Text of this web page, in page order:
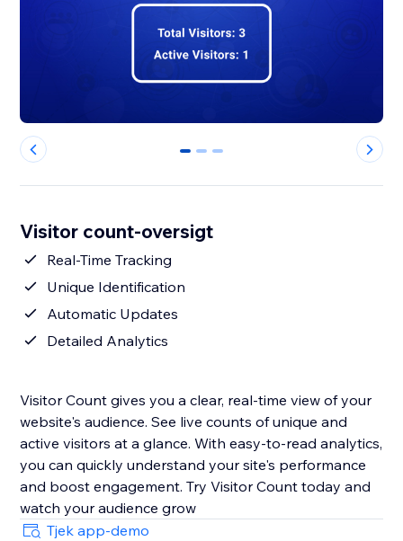
0 1 2
Visitor count-oversigt
Real-Time Tracking
Unique Identification
Automatic Updates
Detailed Analytics
Visitor Count gives you a clear, real-time view of your
website's audience. See live counts of unique and
active visitors at a glance. With easy-to-read analytics,
you can quickly understand your site's performance
and boost engagement. Try Visitor Count today and
watch your audience grow
Tjek app-demo